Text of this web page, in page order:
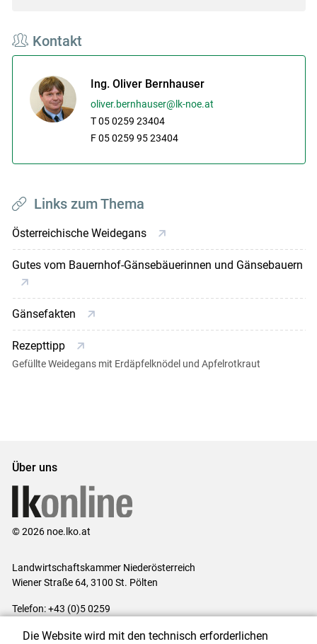
Kontakt
Ing. Oliver Bernhauser
oliver.bernhauser@lk-noe.at
T 05 0259 23404
F 05 0259 95 23404
Links zum Thema
Österreichische Weidegans
Gutes vom Bauernhof-Gänsebäuerinnen und Gänsebauern
Gänsefakten
Rezepttipp
Gefüllte Weidegans mit Erdäpfelknödel und Apfelrotkraut
Über uns
© 2026 noe.lko.at
Landwirtschaftskammer Niederösterreich
Wiener Straße 64, 3100 St. Pölten
Telefon: +43 (0)5 0259
Die Website wird mit den technisch erforderlichen